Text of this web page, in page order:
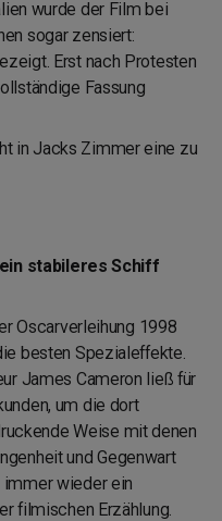
wurde der Film bei
sogar zensiert:
Erst nach Protesten
Fassung
in Jacks Zimmer eine zu
stabileres Schiff
Oscarverleihung 1998
besten Spezialeffekte.
James Cameron ließ für
um die dort
Weise mit denen
und Gegenwart
immer wieder ein
filmischen Erzählung.